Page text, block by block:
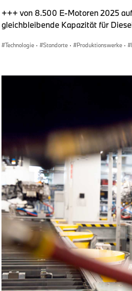
+++ von 8.500 E-Motoren 2025
gleichbleibende Kapazität für
Technologie · Standorte · Produktionswerke ·